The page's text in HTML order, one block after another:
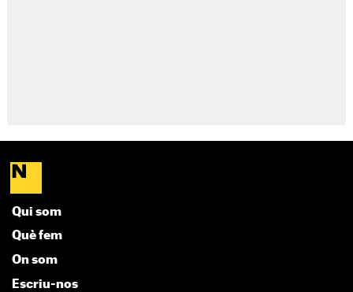
Qui som
Què fem
On som
Escriu-nos